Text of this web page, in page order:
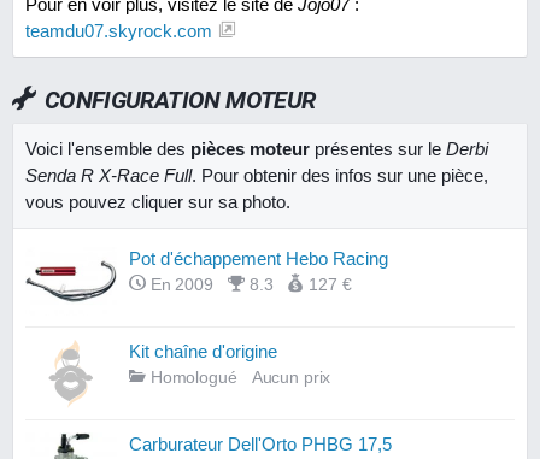
teamdu07.skyrock.com
CONFIGURATION MOTEUR
Voici l'ensemble des pièces moteur présentes sur le Derbi
Senda R X-Race Full. Pour obtenir des infos sur une pièce,
vous pouvez cliquer sur sa photo.
Pot d'échappement Hebo Racing
En 2009 8.3 127 €
Kit chaîne d'origine
Homologué Aucun prix
Carburateur Dell'Orto PHBG 17,5